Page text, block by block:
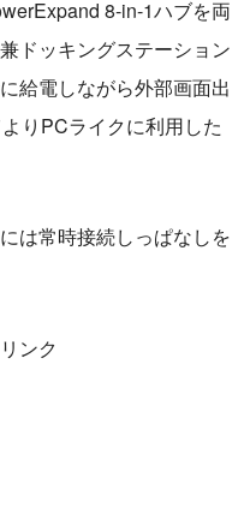
8-in-1ハブを両
ドッキングステーション
給電しながら外部画面出
りPCライクに利用した
は常時接続しっぱなしを
ンク